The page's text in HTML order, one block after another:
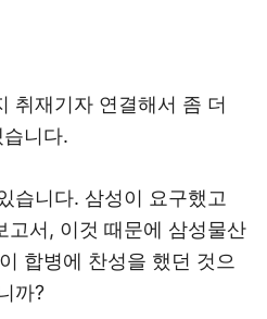
취재기자 연결해서 좀 더
니다.
습니다. 삼성이 요구했고
고서, 이것 때문에 삼성물산
합병에 찬성을 했던 것으
까?